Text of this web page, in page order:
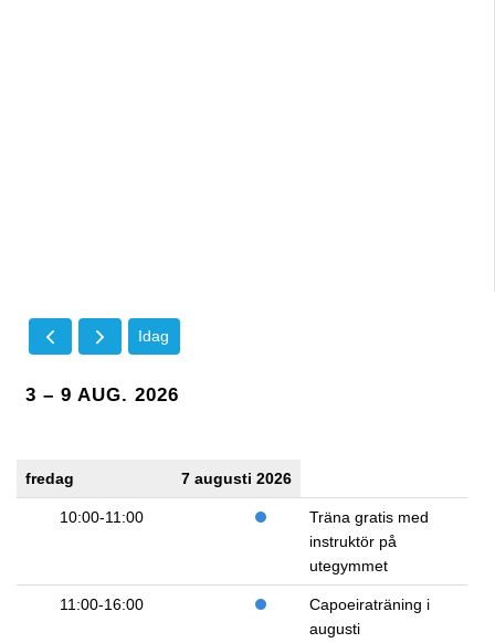
Idag
3 – 9 AUG. 2026
fredag 7 augusti 2026
10:00-11:00
Träna gratis med
instruktör på
utegymmet
11:00-16:00
Capoeiraträning i
augusti